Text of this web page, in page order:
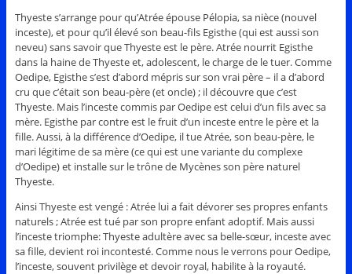
Thyeste s’arrange pour qu’Atrée épouse Pélopia, sa nièce (nouvel
inceste), et pour qu’il élevé son beau-fils Egisthe (qui est aussi son
neveu) sans savoir que Thyeste est le père. Atrée nourrit Egisthe
dans la haine de Thyeste et, adolescent, le charge de le tuer. Comme
Oedipe, Egisthe s’est d’abord mépris sur son vrai père – il a d’abord
cru que c’était son beau-père (et oncle) ; il découvre que c’est
Thyeste. Mais l’inceste commis par Oedipe est celui d’un fils avec sa
mère. Egisthe par contre est le fruit d’un inceste entre le père et la
fille. Aussi, à la différence d’Oedipe, il tue Atrée, son beau-père, le
mari légitime de sa mère (ce qui est une variante du complexe
d’Oedipe) et installe sur le trône de Mycènes son père naturel
Thyeste.
Ainsi Thyeste est vengé : Atrée lui a fait dévorer ses propres enfants
naturels ; Atrée est tué par son propre enfant adoptif. Mais aussi
l’inceste triomphe: Thyeste adultère avec sa belle-sœur, inceste avec
sa fille, devient roi incontesté. Comme nous le verrons pour Oedipe,
l’inceste, souvent privilège et devoir royal, habilite à la royauté.